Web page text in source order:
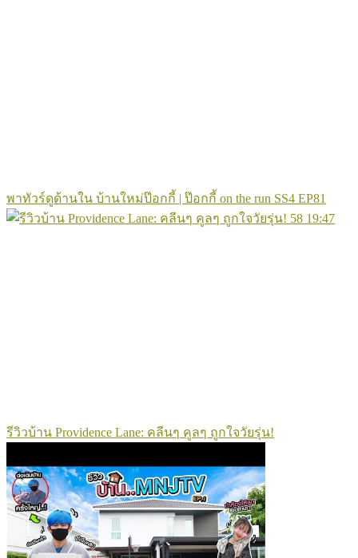
พาทัวร์ดูด้านใน บ้านใหม่ป๊อกกี้ | ป๊อกกี้ on the run SS4 EP81
58 19:47
รีวิวบ้าน Providence Lane: คลีนๆ คูลๆ ถูกใจวัยรุ่น!